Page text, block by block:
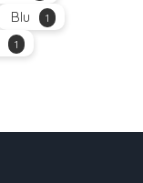
Blu 1
1